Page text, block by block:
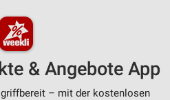
& Angebote App
– mit der kostenlosen
Auswahl